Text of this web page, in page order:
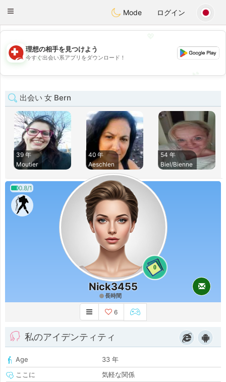
Suissi
Toggle
Mode ログイン
💖
💕
理想の相手を見つけよう
今すぐ出会い系アプリをダウンロード！
出会い 女 Bern
39 年
Moutier
40 年
Aeschlen
54 年
Biel/Bienne
0.8/1
0
Nick3455
長時間
6
私のアイデンティティ
Age
33 年
ここに
気軽な関係